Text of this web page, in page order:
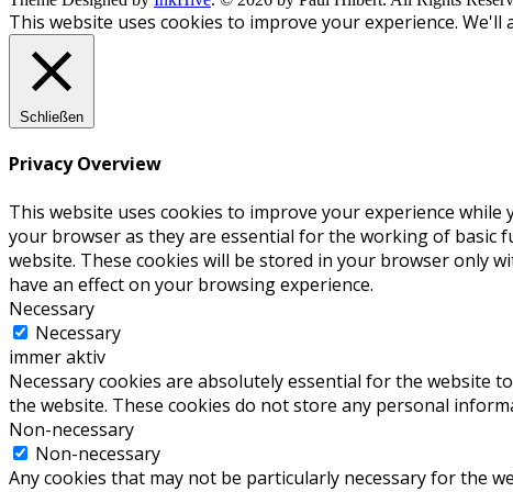
This website uses cookies to improve your experience.
Schließen
Privacy Overview
This website uses cookies to improve your experience
your browser as they are essential for the working of basic
website. These cookies will be stored in your browser only
have an effect on your browsing experience.
Necessary
Necessary
immer aktiv
Necessary cookies are absolutely essential for the website
the website. These cookies do not store any personal
Non-necessary
Non-necessary
Any cookies that may not be particularly necessary for the